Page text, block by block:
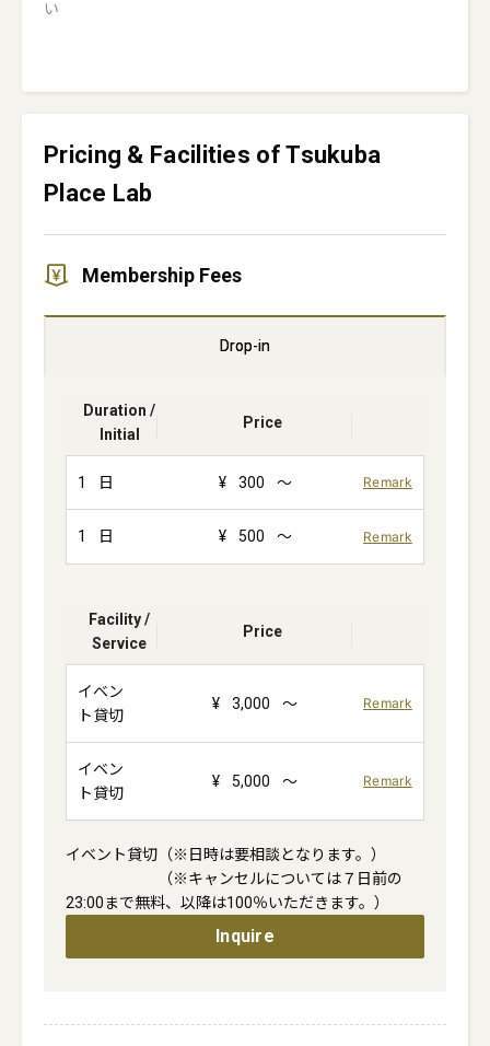
い
Pricing & Facilities of Tsukuba
Place Lab
Membership Fees
Drop-in
Duration /
Initial
Price
1 日 ¥ 300 ～ Remark
1 日 ¥ 500 ～ Remark
Facility /
Service
Price
イベン
ト貸切
¥ 3,000 ～ Remark
イベン
ト貸切
¥ 5,000 ～ Remark
イベント貸切（※日時は要相談となります。）
（※キャンセルについては７日前の
23:00まで無料、以降は100％いただきます。）
Inquire